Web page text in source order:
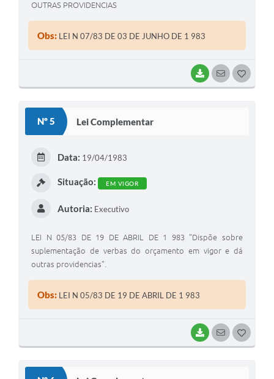
BAIXARSEGUIR
OUTRAS PROVIDENCIAS
Obs: LEI N 07/83 DE 03 DE JUNHO DE 1 983
Nº 5 Lei Complementar
BAIXARSEGUIR
Data: 19/04/1983
Situação: EM VIGOR
Autoria: Executivo
LEI N 05/83 DE 19 DE ABRIL DE 1 983 "Dispõe sobre
suplementação de verbas do orçamento em vigor e dá
outras providencias".
Obs: LEI N 05/83 DE 19 DE ABRIL DE 1 983